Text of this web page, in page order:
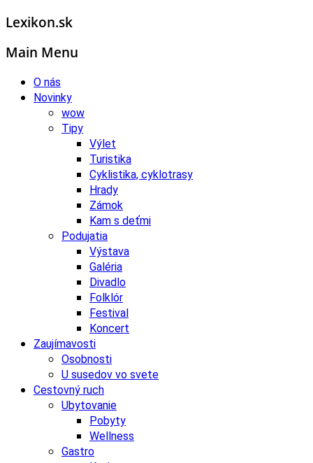
Lexikon.sk
Main Menu
O nás
Novinky
wow
Tipy
Výlet
Turistika
Cyklistika, cyklotrasy
Hrady
Zámok
Kam s deťmi
Podujatia
Výstava
Galéria
Divadlo
Folklór
Festival
Koncert
Zaujímavosti
Osobnosti
U susedov vo svete
Cestovný ruch
Ubytovanie
Pobyty
Wellness
Gastro